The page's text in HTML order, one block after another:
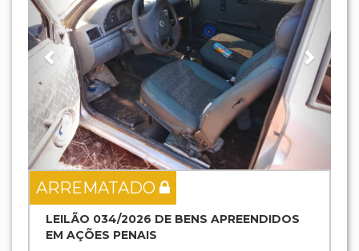
ARREMATADO
LEILÃO 034/2026 DE BENS APREENDIDOS
EM AÇÕES PENAIS